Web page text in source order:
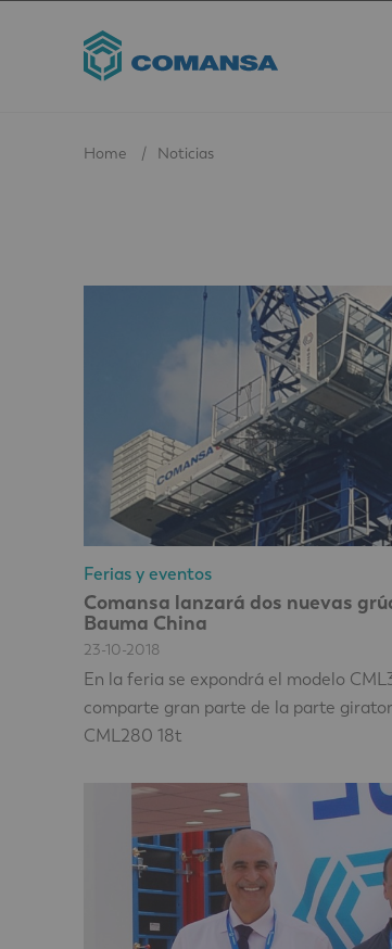
Home Noticias
Ferias y eventos
Comansa lanzará dos nuevas
Bauma China
23-10-2018
En la feria se expondrá el modelo
comparte gran parte de la parte
CML280 18t